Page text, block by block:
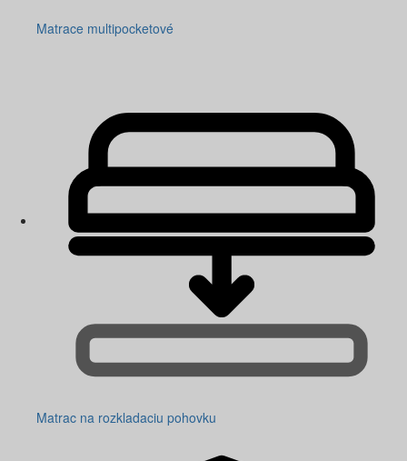
Matrace multipocketové
Matrac na rozkladaciu pohovku